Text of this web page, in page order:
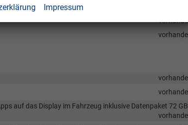
auf das Display im Fahrzeug inklusive Datenpaket 72 GB
Impressum